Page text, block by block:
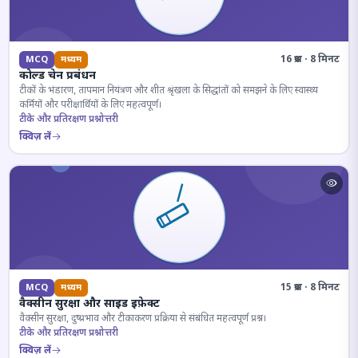
MCQ मध्यम 16 प्रश्न · 8 मिनट
कोल्ड चेन प्रबंधन
टीकों के भंडारण, तापमान नियंत्रण और शीत श्रृंखला के सिद्धांतों को समझने के लिए स्वास्थ्य
कर्मियों और परीक्षार्थियों के लिए महत्वपूर्ण।
टीके और प्रतिरक्षण प्रश्नोत्तरी
क्विज़ लें
MCQ मध्यम 15 प्रश्न · 8 मिनट
वैक्सीन सुरक्षा और साइड इफ़ेक्ट
वैक्सीन सुरक्षा, दुष्प्रभाव और टीकाकरण प्रक्रिया से संबंधित महत्वपूर्ण प्रश्न।
टीके और प्रतिरक्षण प्रश्नोत्तरी
क्विज़ लें